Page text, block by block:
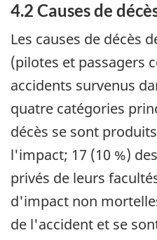
4.2 Causes de
Les causes de décès
(pilotes et passagers
accidents survenus
quatre catégories
décès se sont
l'impact; 17 (10 %)
privés de leurs
d'impact non
de l'accident et se